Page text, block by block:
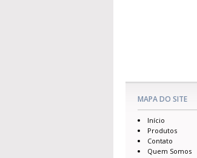
MAPA DO SITE
Início
Produtos
Contato
Quem Somos